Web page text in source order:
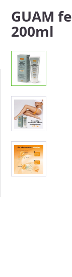
GUAM
200ml